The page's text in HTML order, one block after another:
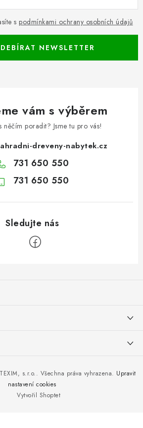
s podmínkami ochrany osobních údajů
NEWSLETTER
vám s výběrem
něčím poradit? Jsme tu pro vás!
dreveny-nabytek.cz
731 650 550
731 650 550
i v zimě
Vytvořil Shoptet
s.r.o.. Všechna práva vyhrazena. Upravit
nastavení cookies